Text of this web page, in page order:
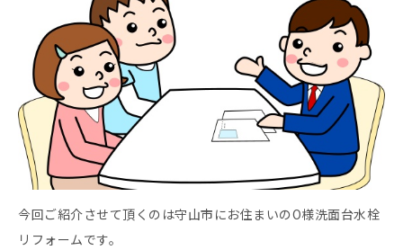
今回ご紹介させて頂くのは守山市にお住まいのO様洗面台水栓
リフォームです。